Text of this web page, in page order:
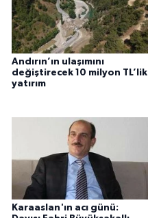
Andırın’ın ulaşımını
değiştirecek 10 milyon TL’lik
yatırım
Karaaslan'ın acı günü: